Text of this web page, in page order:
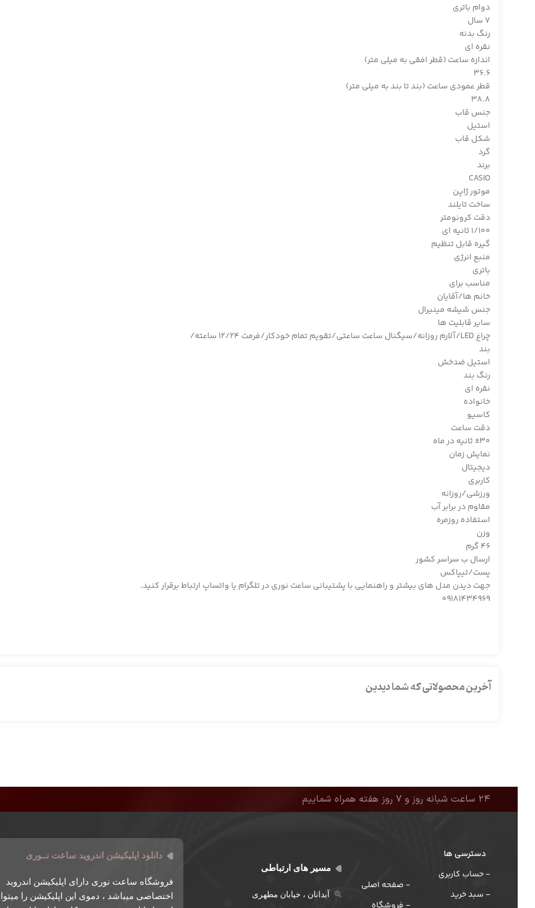
دوام باتری
7 سال
رنگ بدنه
نقره ای
اندازه ساعت (قطر افقی به میلی متر)
36.6
قطر عمودی ساعت (بند تا بند به میلی متر)
38.8
جنس قاب
استیل
شکل قاب
گرد
برند
CASIO
موتور ژاپن
ساخت تایلند
دقت کرونومتر
1/100 ثانیه ای
گیره قابل تنظیم
منبع انرژی
باتری
مناسب برای
خانم ها/آقایان
جنس شیشه مینیرال
سایر قابلیت ها
چراغ LED/آلارم روزانه/سیگنال ساعت ساعتی/تقویم تمام خودکار/فرمت 12/24 ساعته/
بند
استیل ضدخش
رنگ بند
نقره ای
خانواده
کاسیو
دقت ساعت
±30 ثانیه در ماه
نمایش زمان
دیجیتال
کاربری
ورزشی/روزانه
مقاوم در برابر آب
استفاده روزمره
وزن
46 گرم
ارسال ب سراسر کشور
پست/تیپاکس
جهت دیدن مدل های بیشتر و راهنمایی با پشتیبانی ساعت نوری در تلگرام یا واتساپ ارتباط برقرار کنید.
09181434969
آخرین محصولاتی که شما دیدین
۲۴ ساعت شبانه روز و ۷ روز هفته همراه شماییم
دسترسی ها
- حساب کاربری
- سبد خرید
- صفحه اصلی
- فروشگاه
مسیر های ارتباطی
آبدانان ، خیابان مطهری
دانلود اپلیکیشن اندروید ساعت نــوری
فروشگاه ساعت نوری دارای اپلیکیشن اندروید
اختصاصی میباشد ، دموی این اپلیکیشن را